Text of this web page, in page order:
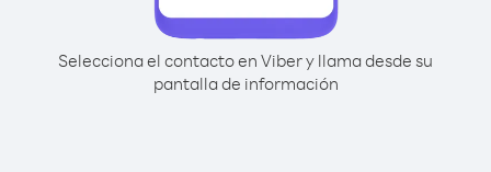
Selecciona el contacto en Viber y llama desde su
pantalla de información